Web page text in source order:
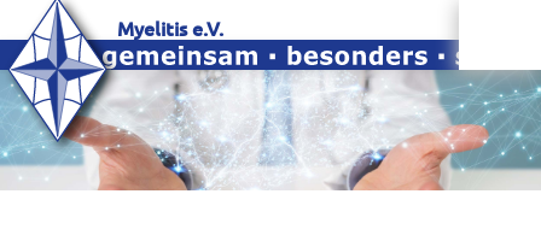
Myelitis e.V.